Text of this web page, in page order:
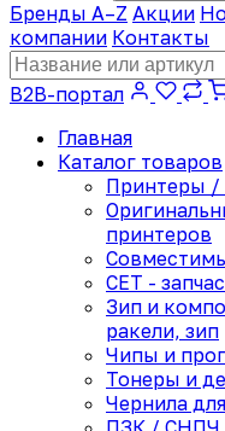
Бренды A–Z Акции
компании Контакты
B2B-портал
Главная
Каталог товаров
Принтеры /
принтеров
CET -
Зип и
ракели, зип
Чипы и
Тонеры и
Чернила